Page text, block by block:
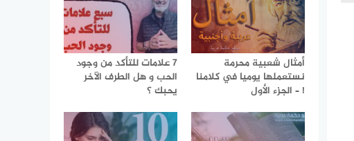
أمثال شعبية محرمة
نستعملها يوميا في كلامنا
! – الجزء الأول
7 علامات للتأكد من وجود
الحب و هل الطرف الآخر
يحبك ؟